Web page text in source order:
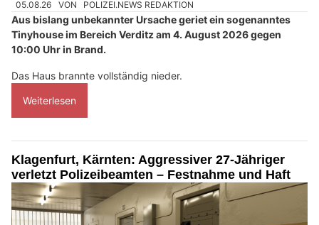
05.08.26 VON POLIZEI.NEWS REDAKTION
Aus bislang unbekannter Ursache geriet ein sogenanntes
Tinyhouse im Bereich Verditz am 4. August 2026 gegen
10:00 Uhr in Brand.
Das Haus brannte vollständig nieder.
Weiterlesen
Klagenfurt, Kärnten: Aggressiver 27-Jähriger
verletzt Polizeibeamten – Festnahme und Haft